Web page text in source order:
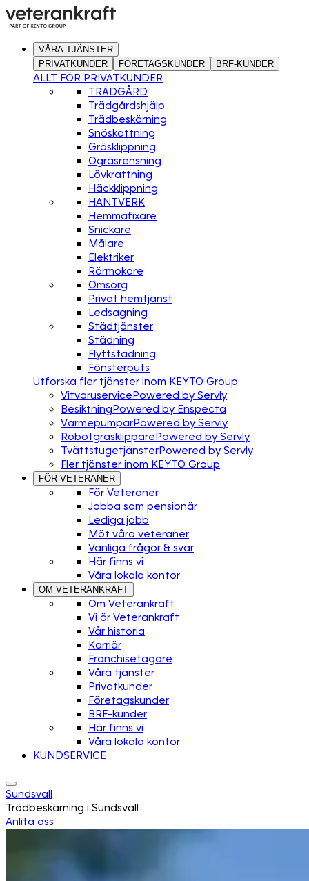
VÅRA TJÄNSTER
PRIVATKUNDER
FÖRETAGSKUNDER BRF-KUNDER
ALLT FÖR PRIVATKUNDER
TRÄDGÅRD
Trädgårdshjälp
Trädbeskärning
Snöskottning
Gräsklippning
Ogräsrensning
Lövkrattning
Häckklippning
HANTVERK
Hemmafixare
Snickare
Målare
Elektriker
Rörmokare
Omsorg
Privat hemtjänst
Ledsagning
Städtjänster
Städning
Flyttstädning
Fönsterputs
Utforska fler tjänster inom KEYTO Group
VitvaruservicePowered by Servly
BesiktningPowered by Enspecta
VärmepumparPowered by Servly
RobotgräsklipparePowered by Servly
TvättstugetjänsterPowered by Servly
Fler tjänster inom KEYTO Group
FÖR VETERANER
För Veteraner
Jobba som pensionär
Lediga jobb
Möt våra veteraner
Vanliga frågor & svar
Här finns vi
Våra lokala kontor
OM VETERANKRAFT
Om Veterankraft
Vi är Veterankraft
Vår historia
Karriär
Franchisetagare
Våra tjänster
Privatkunder
Företagskunder
BRF-kunder
Här finns vi
Våra lokala kontor
KUNDSERVICE
Sundsvall
Trädbeskärning i Sundsvall
Anlita oss